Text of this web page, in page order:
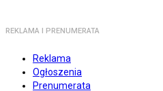
REKLAMA I PRENUMERATA
Reklama
Ogłoszenia
Prenumerata